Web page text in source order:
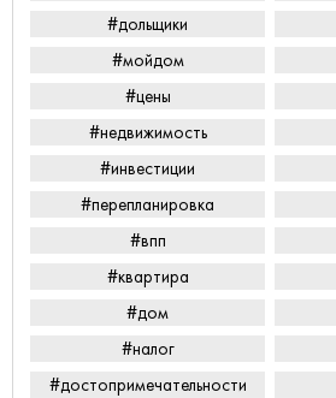
#дольщики
#мойдом
#цены
#недвижимость
#инвестиции
#перепланировка
#впп
#квартира
#дом
#налог
#достопримечательности